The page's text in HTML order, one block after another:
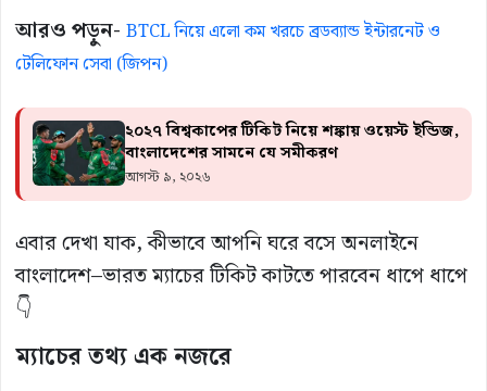
আরও পড়ুন- BTCL নিয়ে এলো কম খরচে ব্রডব্যান্ড ইন্টারনেট ও
টেলিফোন সেবা (জিপন)
২০২৭ বিশ্বকাপের টিকিট নিয়ে শঙ্কায় ওয়েস্ট ইন্ডিজ,
বাংলাদেশের সামনে যে সমীকরণ
আগস্ট ৯, ২০২৬
এবার দেখা যাক, কীভাবে আপনি ঘরে বসে অনলাইনে
বাংলাদেশ–ভারত ম্যাচের টিকিট কাটতে পারবেন ধাপে ধাপে
👇
ম্যাচের তথ্য এক নজরে